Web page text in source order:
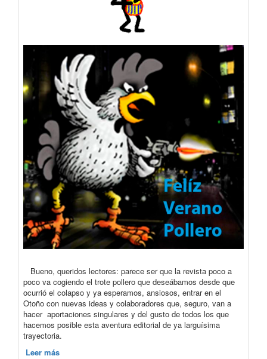
Bueno, queridos lectores: parece ser que la revista poco a
poco va cogiendo el trote pollero que deseábamos desde que
ocurrió el colapso y ya esperamos, ansiosos, entrar en el
Otoño con nuevas ideas y colaboradores que, seguro, van a
hacer aportaciones singulares y del gusto de todos los que
hacemos posible esta aventura editorial de ya larguísima
trayectoria.
Leer más